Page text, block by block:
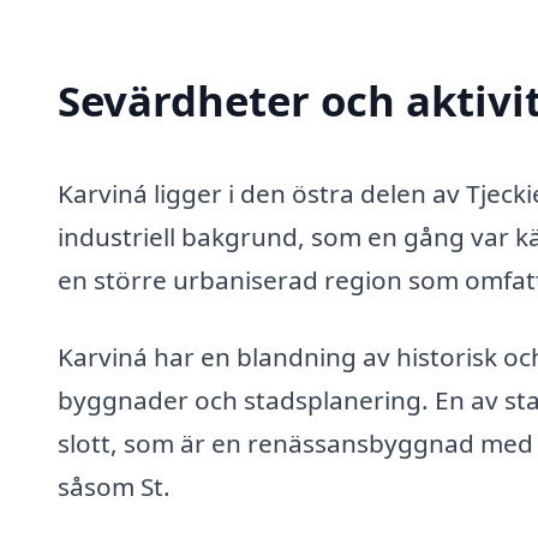
Sevärdheter och
Karviná ligger i den östra delen av
industriell bakgrund, som en gång var
en större urbaniserad region som
Karviná har en blandning av historisk
byggnader och stadsplanering. En av
slott, som är en renässansbyggnad
såsom St.